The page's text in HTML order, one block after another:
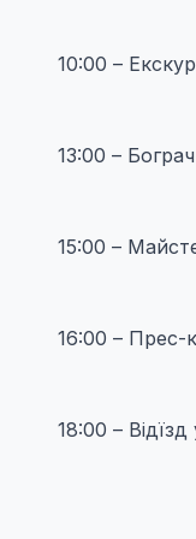
10:00 –
13:00 –
15:00 –
16:00 – Прес-
18:00 –